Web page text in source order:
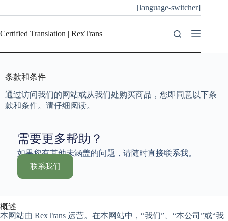
[language-switcher]
Certified Translation | RexTrans
条款和条件
通过访问我们的网站或从我们处购买商品，您即同意以下条
款和条件。请仔细阅读。
需要更多帮助？
如果您有其他未涵盖的问题，请随时直接联系我。
联系我们
概述
本网站由 RexTrans 运营。在本网站中，“我们”、“本公司”或“我